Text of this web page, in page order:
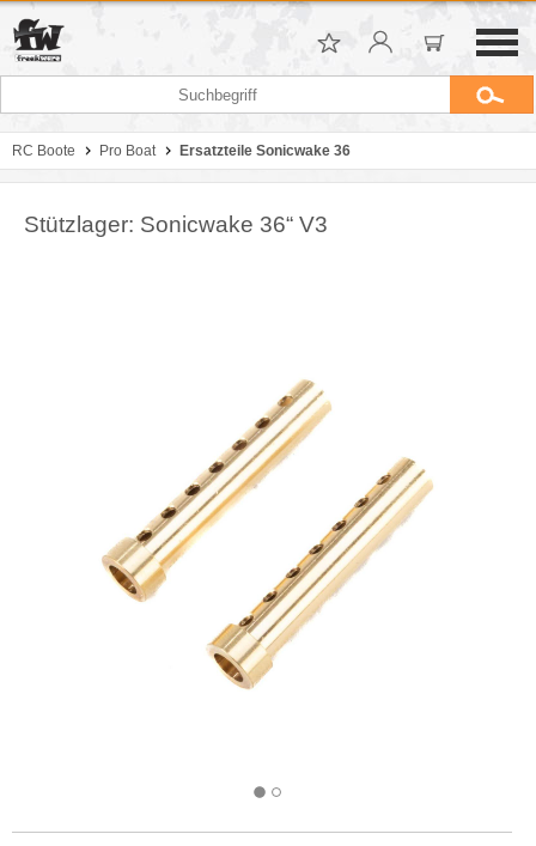
RC Boote Pro Boat Ersatzteile Sonicwake 36
Stützlager: Sonicwake 36“ V3